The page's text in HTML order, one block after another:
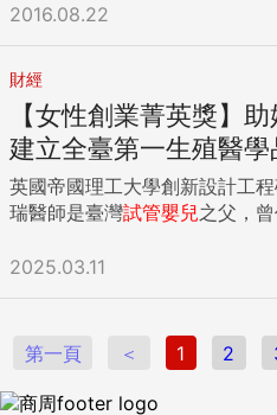
有三位董事長和總經理，誰將
理？很顯然的，位子擺不平是當初談
股公司架構下，不但不需三合
言）變多，要更大的位置也有
的規畫，未來個別銀行不但擁
券、工業銀行、創投等目前一
財政部和三行局董事長，甚至
的細部問題，都已達成共識，
券交易所、集保公司、財金資
2016.08.22
財經
【女性創業菁英獎】
建立全臺第一生殖醫學
英國帝國理工大學創新設計工
瑞醫師是臺灣試管嬰兒之父，
2025.03.11
第一頁 ＜ 1 2